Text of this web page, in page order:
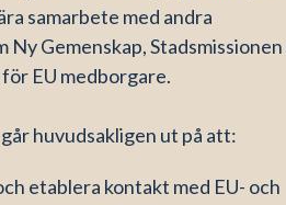
samarbete med andra
Gemenskap, Stadsmissionen
EU medborgare.
huvudsakligen ut på att:
etablera kontakt med EU- och